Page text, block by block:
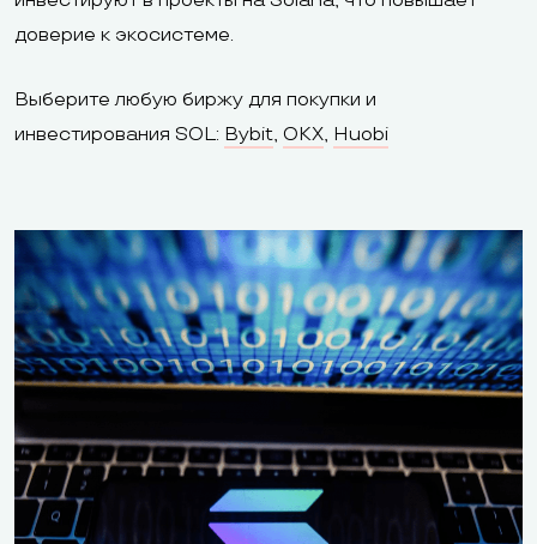
доверие к экосистеме.
Выберите любую биржу для покупки и
инвестирования SOL: Bybit, OKX, Huobi